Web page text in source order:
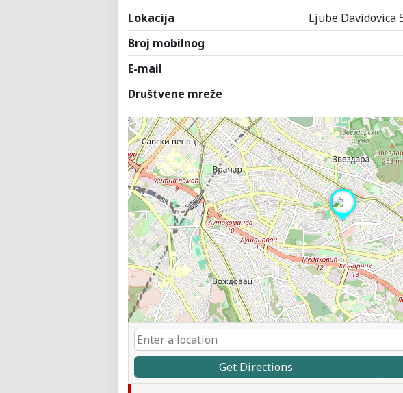
Lokacija
Ljube Davidovica
Broj mobilnog
E-mail
Društvene mreže
Get Directions